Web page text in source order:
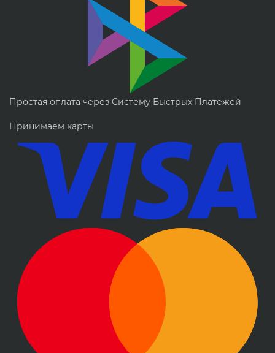
Простая оплата через Систему Быстрых Платежей
Принимаем карты